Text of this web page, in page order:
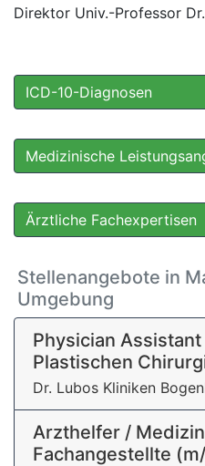
Direktor Univ.-Professor
ICD-10-Diagnosen
Medizinische
Ärztliche Fachexpertisen
Stellenangebote in
Umgebung
Physician
Plastischen
Dr. Lubos Kliniken
Arzthelfer /
Fachangestellte